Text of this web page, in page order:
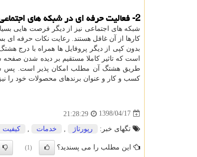
2- فعالیت حرفه ای در شبکه های اجتماعی
شبکه های اجتماعی نیز از دیگر فرصت هایی
کارها از آن غافل هستند. رعایت نکات حرفه
بدون کپی از دیگر پروفایل ها همراه با درج
است که تاثیر کاملا مستقیم بر دیده شدن
طریق هشتگ آن مطلب امکان پذیر است. پس
کسب و کار و عنوان برندهای محصولات خود را
1398/04/17
21:28:29
تگهای خبر: رپورتاژ , خدمات , كیفیت
این مطلب را می پسندید؟ (1)